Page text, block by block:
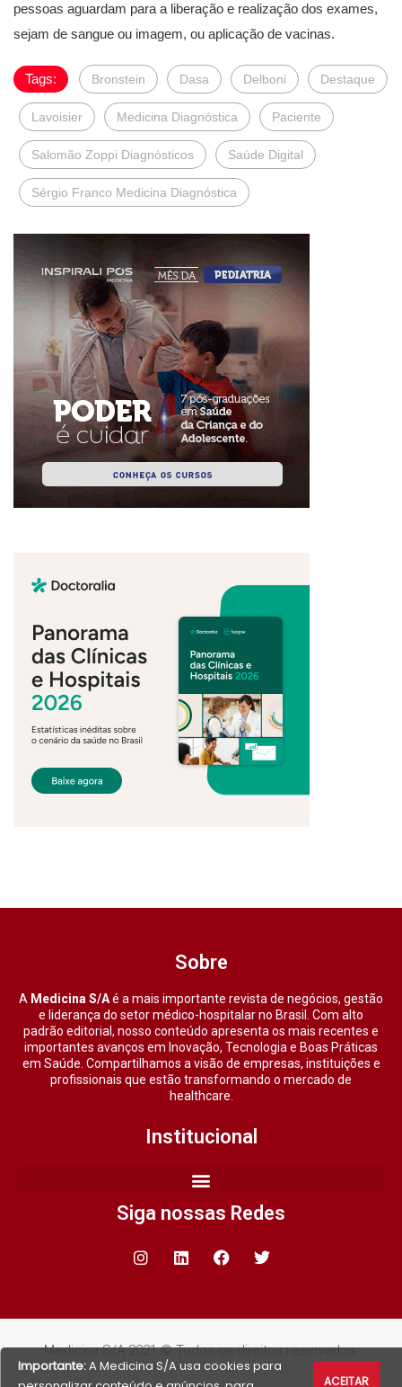
pessoas aguardam para a liberação e realização dos exames,
sejam de sangue ou imagem, ou aplicação de vacinas.
Tags: Bronstein Dasa Delboni Destaque
Lavoisier Medicina Diagnóstica Paciente
Salomão Zoppi Diagnósticos Saúde Digital
Sérgio Franco Medicina Diagnóstica
Sobre
A Medicina S/Aé a mais importante revista de negócios, gestão
e liderança do setor médico-hospitalar no Brasil. Com alto
padrão editorial, nosso conteúdo apresenta os mais recentes e
importantes avanços em Inovação, Tecnologia e Boas Práticas
em Saúde. Compartilhamos a visão de empresas, instituições e
profissionais que estão transformando o mercado de
healthcare.
Institucional
Siga nossas Redes
Medicina S/A 2021 © Todos os direitos reservados.
Importante:A Medicina S/A usa cookies para
ACEITAR